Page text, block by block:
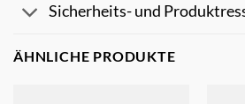
Sicherheits- und
ÄHNLICHE PRODUKTE